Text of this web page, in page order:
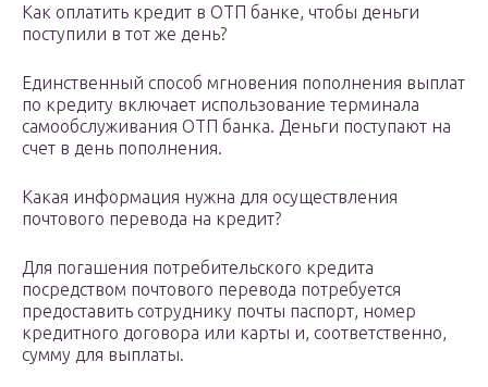
Как оплатить кредит в ОТП банке, чтобы деньги
поступили в тот же день?
Единственный способ мгновения пополнения выплат
по кредиту включает использование терминала
самообслуживания ОТП банка. Деньги поступают на
счет в день пополнения.
Какая информация нужна для осуществления
почтового перевода на кредит?
Для погашения потребительского кредита
посредством почтового перевода потребуется
предоставить сотруднику почты паспорт, номер
кредитного договора или карты и, соответственно,
сумму для выплаты.